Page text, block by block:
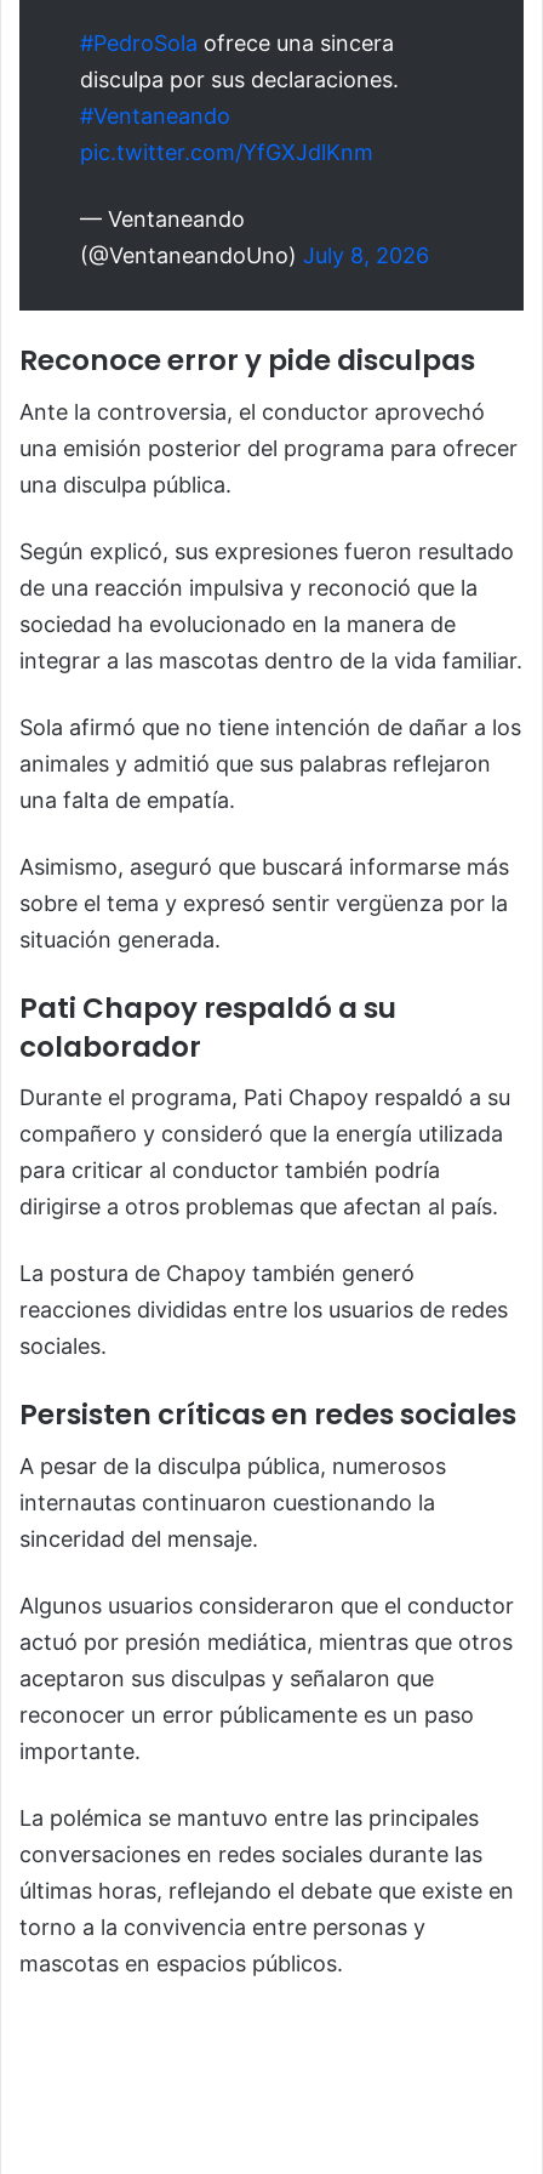
#PedroSola ofrece una sincera
disculpa por sus declaraciones.
#Ventaneando
pic.twitter.com/YfGXJdlKnm
— Ventaneando
(@VentaneandoUno) July 8, 2026
Reconoce error y pide disculpas
Ante la controversia, el conductor aprovechó
una emisión posterior del programa para ofrecer
una disculpa pública.
Según explicó, sus expresiones fueron resultado
de una reacción impulsiva y reconoció que la
sociedad ha evolucionado en la manera de
integrar a las mascotas dentro de la vida familiar.
Sola afirmó que no tiene intención de dañar a los
animales y admitió que sus palabras reflejaron
una falta de empatía.
Asimismo, aseguró que buscará informarse más
sobre el tema y expresó sentir vergüenza por la
situación generada.
Pati Chapoy respaldó a su
colaborador
Durante el programa, Pati Chapoy respaldó a su
compañero y consideró que la energía utilizada
para criticar al conductor también podría
dirigirse a otros problemas que afectan al país.
La postura de Chapoy también generó
reacciones divididas entre los usuarios de redes
sociales.
Persisten críticas en redes sociales
A pesar de la disculpa pública, numerosos
internautas continuaron cuestionando la
sinceridad del mensaje.
Algunos usuarios consideraron que el conductor
actuó por presión mediática, mientras que otros
aceptaron sus disculpas y señalaron que
reconocer un error públicamente es un paso
importante.
La polémica se mantuvo entre las principales
conversaciones en redes sociales durante las
últimas horas, reflejando el debate que existe en
torno a la convivencia entre personas y
mascotas en espacios públicos.